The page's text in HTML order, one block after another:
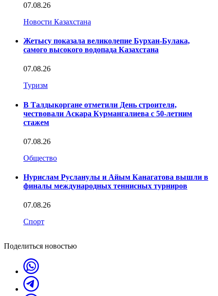
07.08.26
Новости Казахстана
Жетысу показала великолепие Бурхан-Булака,
самого высокого водопада Казахстана
07.08.26
Туризм
В Талдыкоргане отметили День строителя,
чествовали Аскара Курмангалиева с 50-летним
стажем
07.08.26
Общество
Нурислам Русланулы и Айым Канагатова вышли в
финалы международных теннисных турниров
07.08.26
Спорт
Поделиться новостью